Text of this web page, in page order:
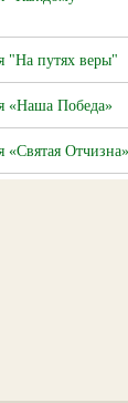
"На путях веры"
«Наша Победа»
«Святая Отчизна»